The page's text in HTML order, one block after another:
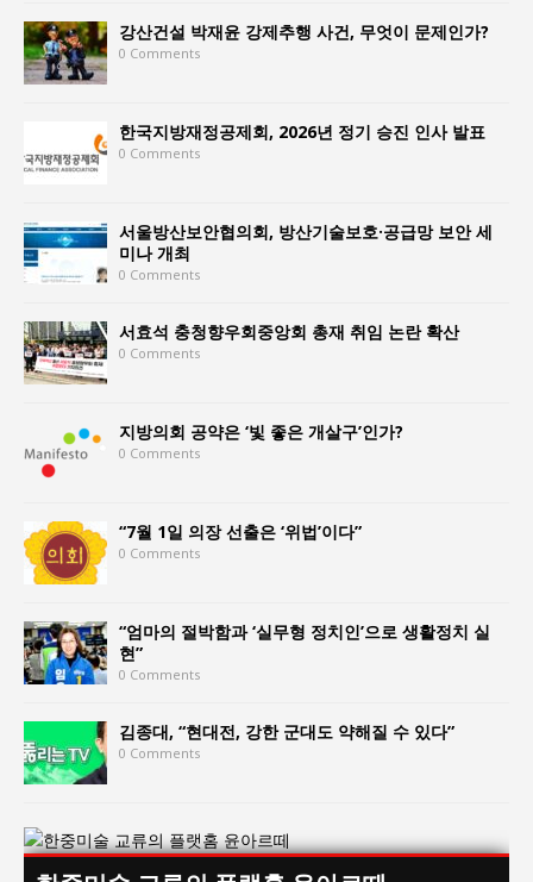
강산건설 박재윤 강제추행 사건, 무엇이 문제인가?
0 Comments
한국지방재정공제회, 2026년 정기 승진 인사 발표
0 Comments
서울방산보안협의회, 방산기술보호·공급망 보안 세
미나 개최
0 Comments
서효석 충청향우회중앙회 총재 취임 논란 확산
0 Comments
지방의회 공약은 ‘빛 좋은 개살구’인가?
0 Comments
“7월 1일 의장 선출은 ‘위법’이다”
0 Comments
“엄마의 절박함과 ‘실무형 정치인’으로 생활정치 실
현”
0 Comments
김종대, “현대전, 강한 군대도 약해질 수 있다”
0 Comments